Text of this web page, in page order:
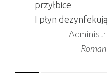
przyłbice
I płyn